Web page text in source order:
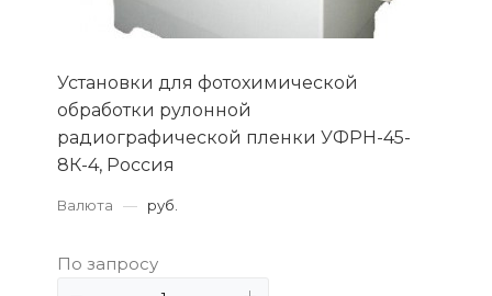
Установки для фотохимической
обработки рулонной
радиографической пленки УФРН-45-
8К-4, Россия
Валюта — руб.
По запросу